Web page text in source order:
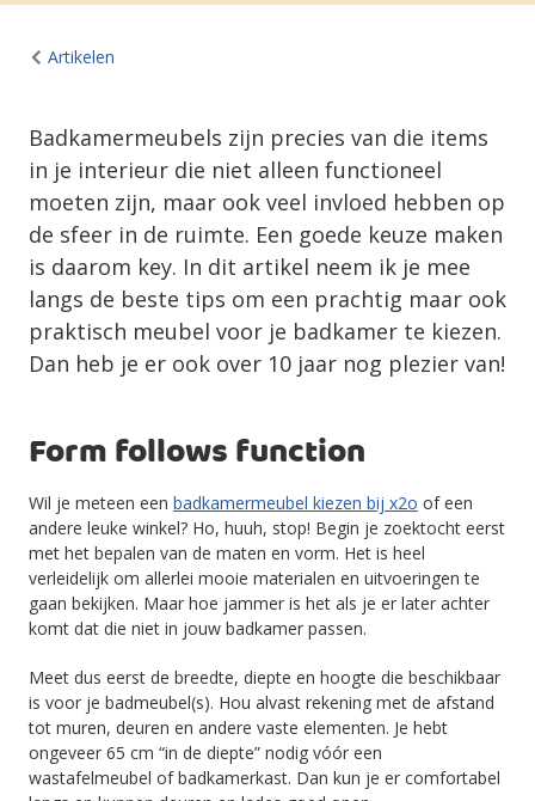
Artikelen
Badkamermeubels zijn precies van die items
in je interieur die niet alleen functioneel
moeten zijn, maar ook veel invloed hebben op
de sfeer in de ruimte. Een goede keuze maken
is daarom key. In dit artikel neem ik je mee
langs de beste tips om een prachtig maar ook
praktisch meubel voor je badkamer te kiezen.
Dan heb je er ook over 10 jaar nog plezier van!
Form follows function
Wil je meteen een badkamermeubel kiezen bij x2o of een
andere leuke winkel? Ho, huuh, stop! Begin je zoektocht eerst
met het bepalen van de maten en vorm. Het is heel
verleidelijk om allerlei mooie materialen en uitvoeringen te
gaan bekijken. Maar hoe jammer is het als je er later achter
komt dat die niet in jouw badkamer passen.
Meet dus eerst de breedte, diepte en hoogte die beschikbaar
is voor je badmeubel(s). Hou alvast rekening met de afstand
tot muren, deuren en andere vaste elementen. Je hebt
ongeveer 65 cm “in de diepte” nodig vóór een
wastafelmeubel of badkamerkast. Dan kun je er comfortabel